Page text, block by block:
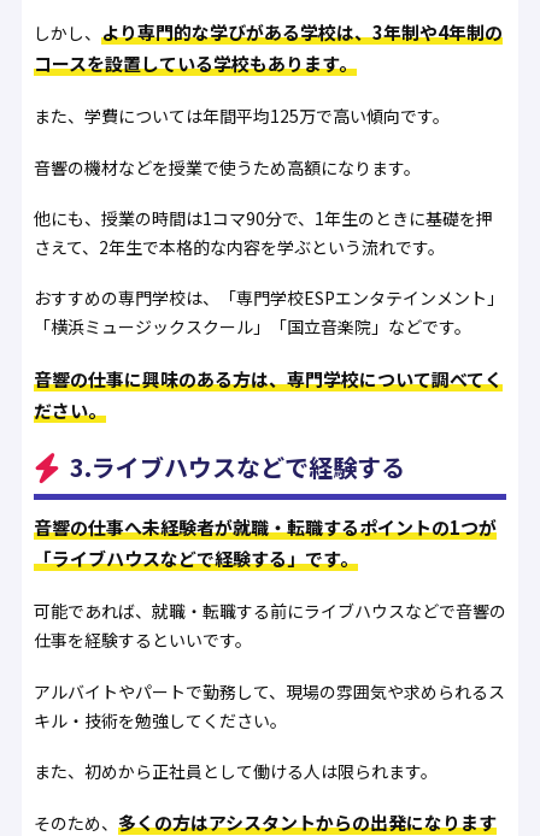
しかし、 より専門的な学びがある学校は、3年制や4年制の
コースを設置している学校もあります。
また、学費については年間平均125万で高い傾向です。
音響の機材などを授業で使うため高額になります。
他にも、授業の時間は1コマ90分で、1年生のときに基礎を押
さえて、2年生で本格的な内容を学ぶという流れです。
おすすめの専門学校は、「専門学校ESPエンタテインメント」
「横浜ミュージックスクール」「国立音楽院」などです。
音響の仕事に興味のある方は、専門学校について調べてく
ださい。
3.ライブハウスなどで経験する
音響の仕事へ未経験者が就職・転職するポイントの1つが
「ライブハウスなどで経験する」です。
可能であれば、就職・転職する前にライブハウスなどで音響の
仕事を経験するといいです。
アルバイトやパートで勤務して、現場の雰囲気や求められるス
キル・技術を勉強してください。
また、初めから正社員として働ける人は限られます。
そのため、 多くの方はアシスタントからの出発になります